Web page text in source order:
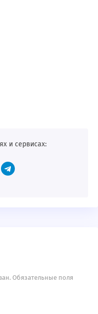
и сервисах:
Обязательные поля